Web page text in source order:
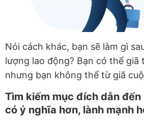
Nói cách khác, bạn sẽ làm gì
lượng lao động? Bạn có thể giã
nhưng bạn không thể từ giã
Tìm kiếm mục đích dẫn
có ý nghĩa hơn, lành mạnh